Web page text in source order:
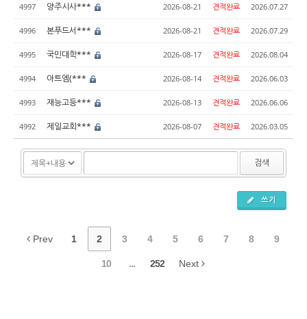
4997 양주시사*** 2026-08-21 견적완료 2026.07.27
4996 본푸드서*** 2026-08-21 견적완료 2026.07.29
4995 국민대학*** 2026-08-17 견적완료 2026.08.04
4994 아트엠(*** 2026-08-14 견적완료 2026.06.03
4993 재능고등*** 2026-08-13 견적완료 2026.06.06
4992 제일교회*** 2026-08-07 견적완료 2026.03.05
검색
쓰기
Prev 1 2 3 4 5 6 7 8 9
10 ... 252 Next